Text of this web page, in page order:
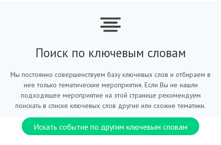
Поиск по ключевым словам
Мы постоянно совершенствуем базу ключевых слов и отбираем в
нее только тематические мероприятия. Если Вы не нашли
подходящее мероприятие на этой странице рекомендуем
поискать в списке ключевых слов другие или схожие тематики.
Искать событие по другим ключевым словам